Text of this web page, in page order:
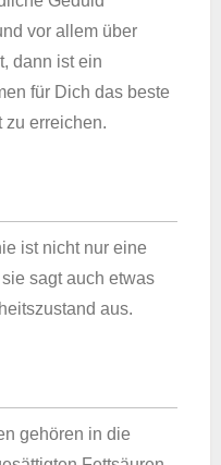
vor allem über
dann ist ein
für Dich das beste
zu erreichen.
ist nicht nur eine
sagt auch etwas
aus.
gehören in die